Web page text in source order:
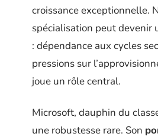
croissance exceptionnelle.
spécialisation peut devenir
: dépendance aux cycles
pressions sur
joue un rôle central.
Microsoft, dauphin du
une robustesse rare. Son